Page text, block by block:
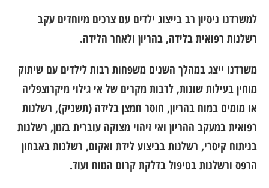
למשרדנו ניסיון רב בייצוג ילדים עם צרכים מיוחדים עקב
רשלנות רפואית בלידה, בהריון ולאחר הלידה.
משרדנו ייצג במהלך השנים משפחות רבות לילדים עם שיתוק
מוחין בעילות שונות, לרבות מקרים של אי גילוי מיקרוצפליה
או מומים במוח בהריון, חוסר חמצן בלידה (תשניק), רשלנות
רפואית במעקב ההריון ואי זיהוי מצוקה עוברית בזמן, רשלנות
בניתוח קיסרי, רשלנות בביצוע לידת ואקום, רשלנות באבחון
הרפס ורשלנות בטיפול בדלקת קרום המוח ועוד.